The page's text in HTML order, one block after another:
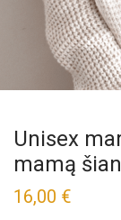
Unisex
mamą
16,00 €